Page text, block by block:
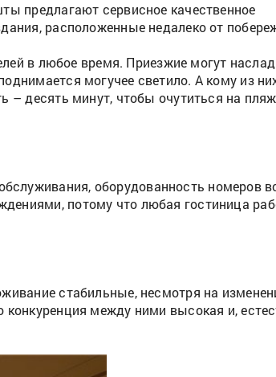
предлагают сервисное качественное
расположенные недалеко от
в любое время. Приезжие могут
могучее светило. А кому из
– десять минут, чтобы очутиться на
оборудованность номеров
потому что любая гостиница
стабильные, несмотря на
между ними высокая и,